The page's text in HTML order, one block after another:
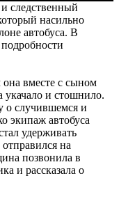
следственный
насильно
автобуса. В
вместе с сыном
укачало и стошнило.
о случившемся и
экипаж автобуса
удерживать
на
позвонила в
и рассказала о